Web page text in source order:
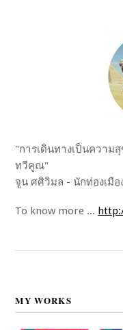
"การเดินทางเป็นความ
ทวีคูณ"
จูน ศศิวิมล - นักท่องเมือ
To know more ...
MY WORKS